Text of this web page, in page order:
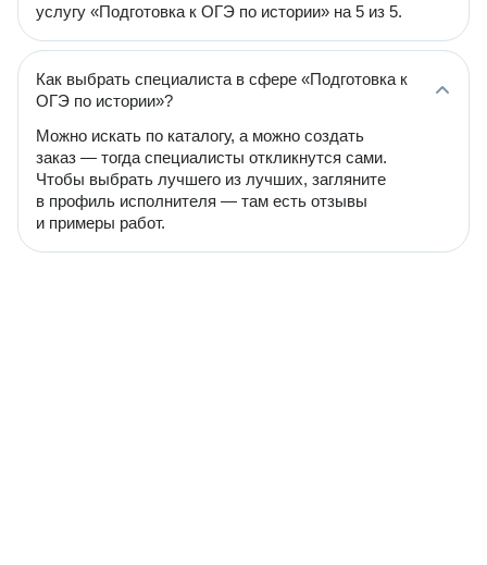
услугу «Подготовка к ОГЭ по истории» на 5 из 5.
Как выбрать специалиста в сфере «Подготовка к
ОГЭ по истории»?
Можно искать по каталогу, а можно создать
заказ — тогда специалисты откликнутся сами.
Чтобы выбрать лучшего из лучших, загляните
в профиль исполнителя — там есть отзывы
и примеры работ.